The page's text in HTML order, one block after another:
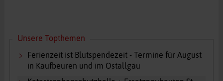
Unsere Topthemen
Ferienzeit ist Blutspendezeit - Termine für August
in Kaufbeuren und im Ostallgäu